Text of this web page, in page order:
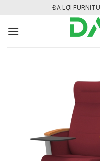
nội
ĐA LỢI